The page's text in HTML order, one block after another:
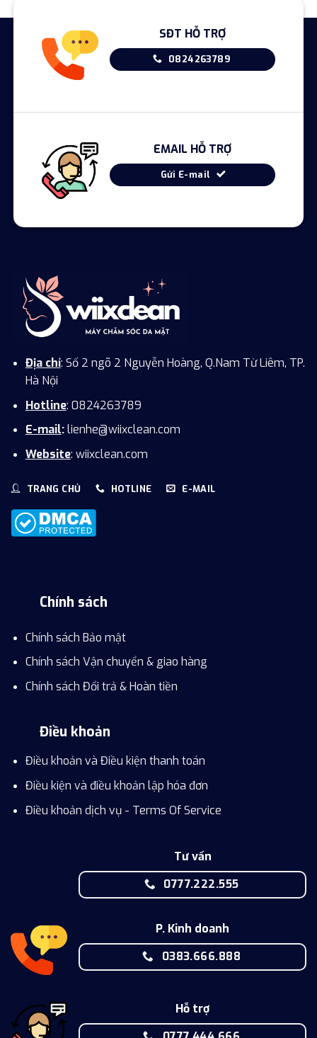
SĐT HỖ TRỢ
0824263789
EMAIL HỖ TRỢ
Gửi E-mail
Địa chỉ: Số 2 ngõ 2 Nguyễn Hoàng, Q.Nam Từ Liêm, TP.
Hà Nội
Hotline: 0824263789
E-mail: lienhe@wiixclean.com
Website: wiixclean.com
TRANG CHỦ HOTLINE E-MAIL
Chính sách
Chính sách Bảo mật
Chính sách Vận chuyển & giao hàng
Chính sách Đổi trả & Hoàn tiền
Điều khoản
Điều khoản và Điều kiện thanh toán
Điều kiện và điều khoản lập hóa đơn
Điều khoản dịch vụ - Terms Of Service
Tư vấn
0777.222.555
P. Kinh doanh
0383.666.888
Hỗ trợ